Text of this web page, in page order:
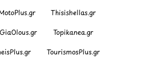
Thisishellas.gr
Topikanea.gr
TourismosPlus.gr